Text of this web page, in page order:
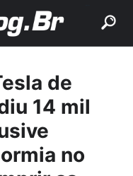
de
14 mil
no